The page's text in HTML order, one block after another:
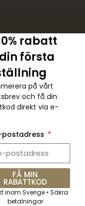
rabatt
första
på vårt
och få din
direkt via e-
postadress
FÅ MIN
RABATTKOD
inom Sverige • Säkra
betalningar